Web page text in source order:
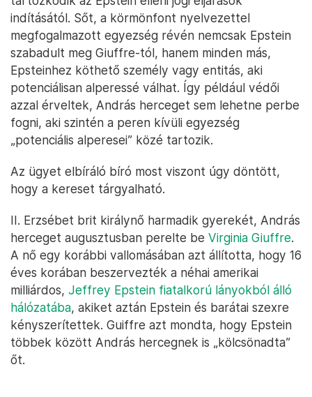
indításától. Sőt, a körmönfont nyelvezettel
megfogalmazott egyezség révén nemcsak Epstein
szabadult meg Giuffre-tól, hanem minden más,
Epsteinhez köthető személy vagy entitás, aki
potenciálisan alperessé válhat. Így például védői
azzal érveltek, András herceget sem lehetne perbe
fogni, aki szintén a peren kívüli egyezség
„potenciális alperesei” közé tartozik.
Az ügyet elbíráló bíró most viszont úgy döntött,
hogy a kereset tárgyalható.
II. Erzsébet brit királynő harmadik gyerekét, András
herceget augusztusban perelte be Virginia Giuffre.
A nő egy korábbi vallomásában azt állította, hogy 16
éves korában beszervezték a néhai amerikai
milliárdos, Jeffrey Epstein fiatalkorú lányokból álló
hálózatába, akiket aztán Epstein és barátai szexre
kényszerítettek. Guiffre azt mondta, hogy Epstein
többek között András hercegnek is „kölcsönadta”
őt.